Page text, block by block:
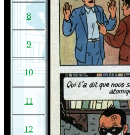
8
9
10
11
12